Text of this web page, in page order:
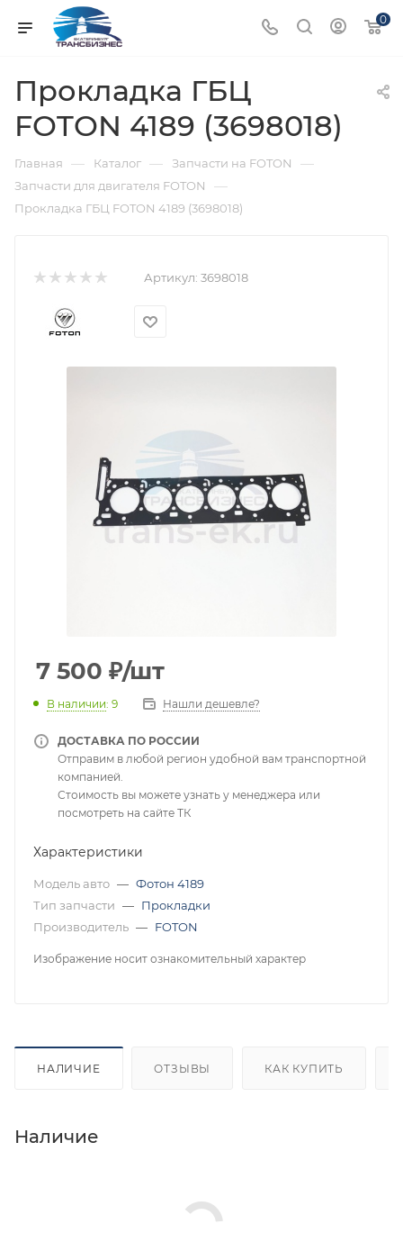
0
Прокладка ГБЦ
FOTON 4189 (3698018)
Главная — Каталог — Запчасти на FOTON —
Запчасти для двигателя FOTON —
Прокладка ГБЦ FOTON 4189 (3698018)
Артикул: 3698018
7 500 ₽/шт
В наличии: 9 Нашли дешевле?
ДОСТАВКА ПО РОССИИ
Отправим в любой регион удобной вам транспортной
компанией.
Стоимость вы можете узнать у менеджера или
посмотреть на сайте ТК
Характеристики
Модель авто — Фотон 4189
Тип запчасти — Прокладки
Производитель — FOTON
Изображение носит ознакомительный характер
НАЛИЧИЕ ОТЗЫВЫ КАК КУПИТЬ
Наличие